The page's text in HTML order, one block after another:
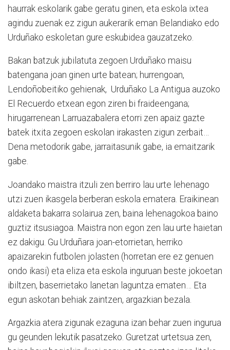
haurrak eskolarik gabe geratu ginen, eta eskola ixtea
agindu zuenak ez zigun aukerarik eman Belandiako edo
Urduñako eskoletan gure eskubidea gauzatzeko.
Bakan batzuk jubilatuta zegoen Urduñako maisu
batengana joan ginen urte batean; hurrengoan,
Lendoñobeitiko gehienak, Urduñako La Antigua auzoko
El Recuerdo etxean egon ziren bi fraideengana;
hirugarrenean Larruazabalera etorri zen apaiz gazte
batek itxita zegoen eskolan irakasten zigun zerbait…
Dena metodorik gabe, jarraitasunik gabe, ia emaitzarik
gabe.
Joandako maistra itzuli zen berriro lau urte lehenago
utzi zuen ikasgela berberan eskola ematera. Eraikinean
aldaketa bakarra solairua zen, baina lehenagokoa baino
guztiz itsusiagoa. Maistra non egon zen lau urte haietan
ez dakigu. Gu Urduñara joan-etorrietan, herriko
apaizarekin futbolen jolasten (horretan ere ez genuen
ondo ikasi) eta eliza eta eskola inguruan beste jokoetan
ibiltzen, baserrietako lanetan laguntza ematen… Eta
egun askotan behiak zaintzen, argazkian bezala.
Argazkia atera zigunak ezaguna izan behar zuen ingurua
gu geunden lekutik pasatzeko. Guretzat urtetsua zen,